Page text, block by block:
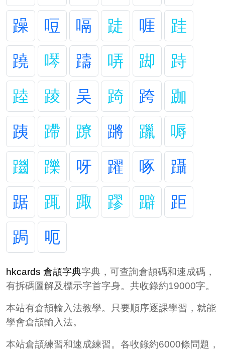
躁
哣 嗝 跿 啀
跬
蹺
噖 躊 哢 踋
跱
踛
踜 吴 踦 跨
跏
跠
蹛 蹽 蹡 躐
嗕
躖
躒 呀 躍 啄
躡
踞
踂 踙 蹘 躃
距
跼
呃
hkcards 倉頡字典字典，可查詢倉頡碼和速成碼，
有拆碼圖解及標示字首字身。共收錄約19000字。
本站有倉頡輸入法教學。只要順序逐課學習，就能
學會倉頡輸入法。
本站倉頡練習和速成練習。各收錄約6000條問題，